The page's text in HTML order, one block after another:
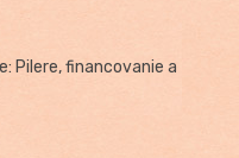
Pilere, financovanie a